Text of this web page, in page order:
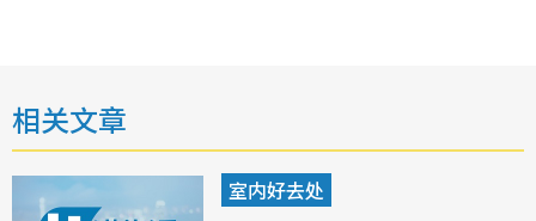
相关文章
室内好去处